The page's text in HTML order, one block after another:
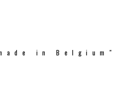
in Belgium"